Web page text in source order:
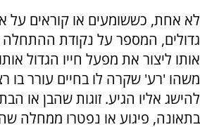
לא אחת, כששומעים או קוראים על
גדולים, המספר על נקודת ההתחלה
אותו ליצור את מפעל חייו הגדול
משהו 'רע' שקרה לו בחיים עורר בו
להישג אליו הגיע. זוגות שהבן או
בתאונה, פיגוע או נפטרו ממחלה